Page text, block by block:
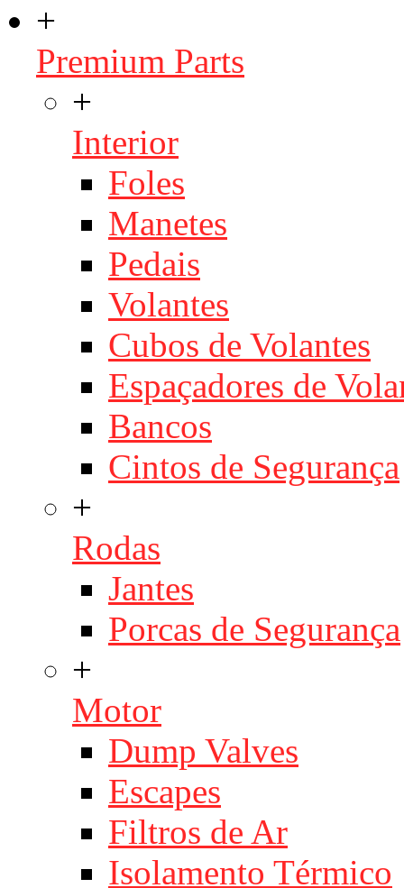
+
Premium Parts
+
Interior
Foles
Manetes
Pedais
Volantes
Cubos de Volantes
Espaçadores de
Bancos
Cintos de Segurança
+
Rodas
Jantes
Porcas de Segurança
+
Motor
Dump Valves
Escapes
Filtros de Ar
Isolamento Térmico